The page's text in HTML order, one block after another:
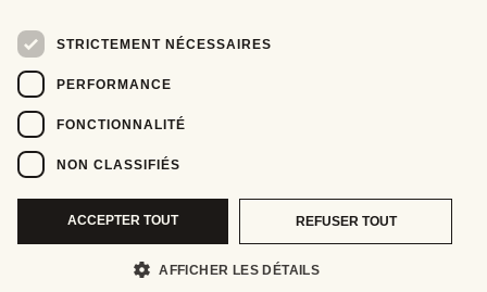
STRICTEMENT NÉCESSAIRES
PERFORMANCE
FONCTIONNALITÉ
NON CLASSIFIÉS
ACCEPTER TOUT REFUSER TOUT
AFFICHER LES DÉTAILS